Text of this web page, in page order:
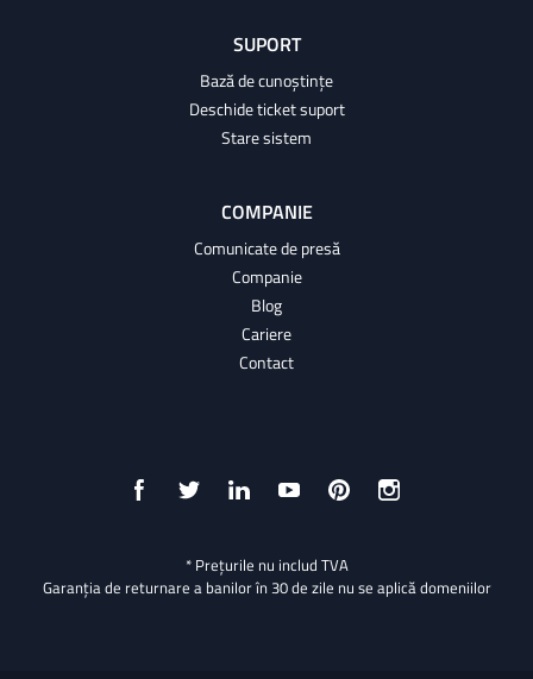
SUPORT
Bază de cunoștințe
Deschide ticket suport
Stare sistem
COMPANIE
Comunicate de presă
Companie
Blog
Cariere
Contact
* Prețurile nu includ TVA
Garanția de returnare a banilor în 30 de zile nu se aplică domeniilor